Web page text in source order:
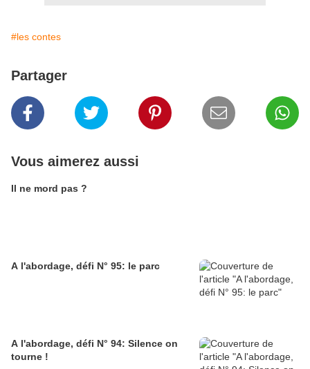
#les contes
Partager
Vous aimerez aussi
Il ne mord pas ?
A l'abordage, défi N° 95: le parc
A l'abordage, défi N° 94: Silence on
tourne !